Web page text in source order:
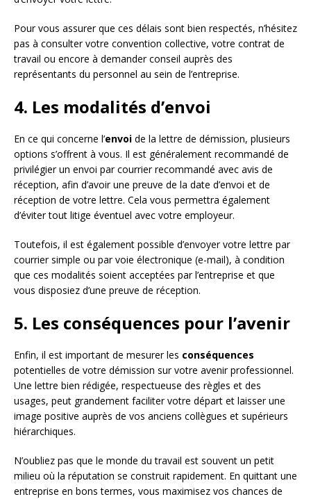
Pour vous assurer que ces délais sont bien respectés, n’hésitez
pas à consulter votre convention collective, votre contrat de
travail ou encore à demander conseil auprès des
représentants du personnel au sein de l’entreprise.
4. Les modalités d’envoi
En ce qui concerne l’envoi de la lettre de démission, plusieurs
options s’offrent à vous. Il est généralement recommandé de
privilégier un envoi par courrier recommandé avec avis de
réception, afin d’avoir une preuve de la date d’envoi et de
réception de votre lettre. Cela vous permettra également
d’éviter tout litige éventuel avec votre employeur.
Toutefois, il est également possible d’envoyer votre lettre par
courrier simple ou par voie électronique (e-mail), à condition
que ces modalités soient acceptées par l’entreprise et que
vous disposiez d’une preuve de réception.
5. Les conséquences pour l’avenir
Enfin, il est important de mesurer les conséquences
potentielles de votre démission sur votre avenir professionnel.
Une lettre bien rédigée, respectueuse des règles et des
usages, peut grandement faciliter votre départ et laisser une
image positive auprès de vos anciens collègues et supérieurs
hiérarchiques.
N’oubliez pas que le monde du travail est souvent un petit
milieu où la réputation se construit rapidement. En quittant une
entreprise en bons termes, vous maximisez vos chances de